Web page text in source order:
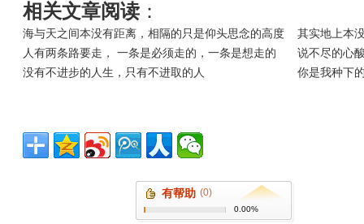
相关文章阅读 ：
海与天之间本没有距离，相隔的只是仰头思念的高度
其实地上本
人有两条路要走， 一条是必须走的，一条是想走的
说不尽的心
没有不进步的人生，只有不进取的人
你是我种下
有帮助 (0)
0.00%